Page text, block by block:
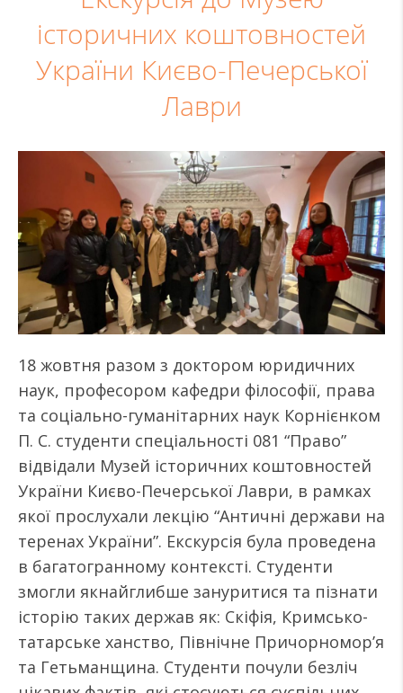
історичних коштовностей
України Києво-Печерської
Лаври
18 жовтня разом з доктором юридичних
наук, професором кафедри філософії, права
та соціально-гуманітарних наук Корнієнком
П. С. студенти спеціальності 081 “Право”
відвідали Музей історичних коштовностей
України Києво-Печерської Лаври, в рамках
якої прослухали лекцію “Античні держави на
теренах України”. Екскурсія була проведена
в багатогранному контексті. Студенти
змогли якнайглибше зануритися та пізнати
історію таких держав як: Скіфія, Кримсько-
татарське ханство, Північне Причорномор’я
та Гетьманщина. Студенти почули безліч